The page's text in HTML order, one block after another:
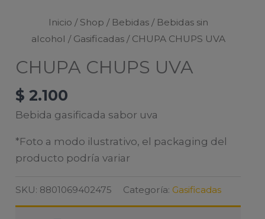
Inicio / Shop / Bebidas/ Bebidas sin
alcohol / Gasificadas/ CHUPA CHUPS UVA
CHUPA CHUPS UVA
$ 2.100
Bebida gasificada sabor uva
*Foto a modo ilustrativo, el packaging del
producto podría variar
SKU: 8801069402475 Categoría: Gasificadas